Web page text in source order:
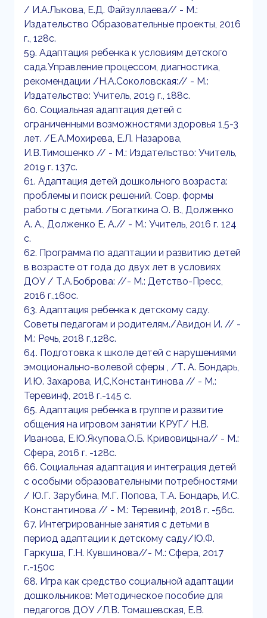
/ И.А.Лыкова, Е.Д. Файзуллаева// - М.:
Издательство Образовательные проекты, 2016
г., 128с.
59. Адаптация ребенка к условиям детского
сада.Управление процессом, диагностика,
рекомендации /Н.А.Соколовская:// - М.:
Издательство: Учитель, 2019 г., 188с.
60. Социальная адаптация детей с
ограниченными возможностями здоровья 1,5-3
лет. /Е.А.Мохирева, Е.Л. Назарова,
И.В.Тимошенко // - М.: Издательство: Учитель,
2019 г. 137с.
61. Адаптация детей дошкольного возраста:
проблемы и поиск решений. Совр. формы
работы с детьми. /Богаткина О. В., Долженко
А. А., Долженко Е. А.// - М.: Учитель, 2016 г. 124
с.
62. Программа по адаптации и развитию детей
в возрасте от года до двух лет в условиях
ДОУ / Т.А.Боброва: //- М.: Детство-Пресс,
2016 г.,160с.
63. Адаптация ребенка к детскому саду.
Советы педагогам и родителям./Авидон И. // -
М.: Речь, 2018 г.,128с.
64. Подготовка к школе детей с нарушениями
эмоционально-волевой сферы , /Т. А. Бондарь,
И.Ю. Захарова, И,С,Константинова // - М.:
Теревинф, 2018 г.-145 с.
65. Адаптация ребенка в группе и развитие
общения на игровом занятии КРУГ/ Н.В.
Иванова, Е.Ю.Якупова,О.Б. Кривовицына// - М.:
Сфера, 2016 г. -128с.
66. Социальная адаптация и интеграция детей
с особыми образовательными потребностями
/ Ю.Г. Зарубина, М.Г. Попова, Т.А. Бондарь, И.С.
Константинова // - М.: Теревинф, 2018 г. -56с.
67. Интегрированные занятия с детьми в
период адаптации к детскому саду/Ю.Ф.
Гаркуша, Г.Н. Кувшинова//- М.: Сфера, 2017
г.-150с
68. Игра как средство социальной адаптации
дошкольников: Методическое пособие для
педагогов ДОУ /Л.В. Томашевская, Е.В.